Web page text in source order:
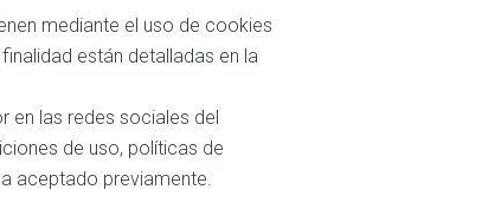
mediante el uso de cookies
están detalladas en la
en las redes sociales del
de uso, políticas de
aceptado previamente.